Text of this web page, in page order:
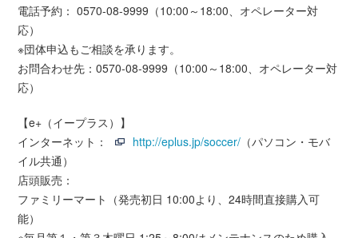
電話予約： 0570-08-9999（10:00～18:00、オペレーター対
応）
※団体申込もご相談を承ります。
お問合わせ先：0570-08-9999（10:00～18:00、オペレーター対
応）
【e+（イープラス）】
インターネット：
http://eplus.jp/soccer/ （パソコン・モバ
イル共通）
店頭販売：
ファミリーマート（発売初日 10:00より、24時間直接購入可
能）